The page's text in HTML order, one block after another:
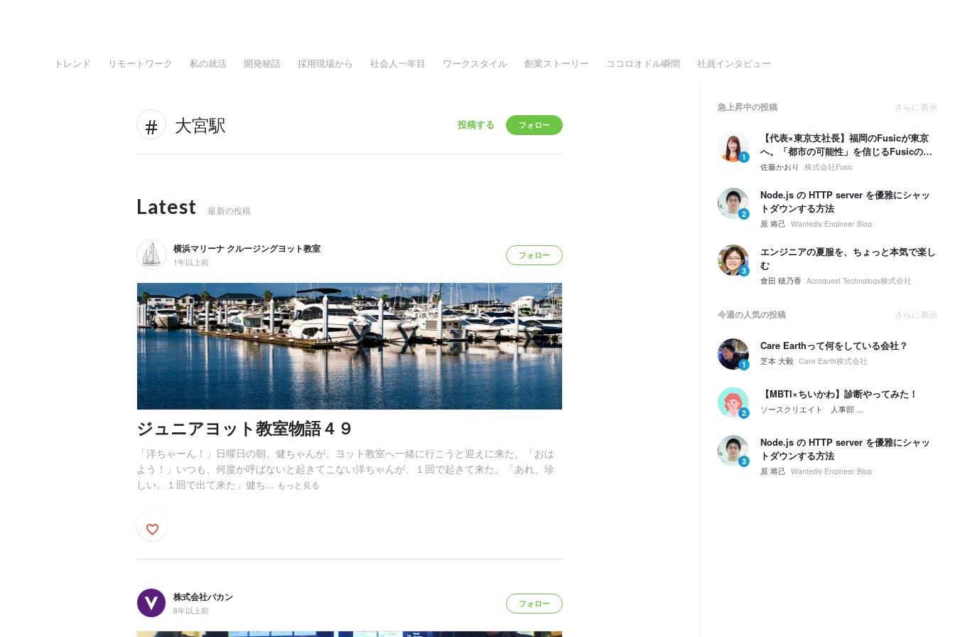
トレンド リモートワーク 私の就活 開発秘話 採用現場から 社会人一年目 ワークスタイル 創業ストーリー ココロオドル瞬間 社員インタビュー
大宮駅 投稿する フォロー
Latest 最新の投稿
横浜マリーナ クルージングヨット教室
1年以上前
フォロー
ジュニアヨット教室物語４９
「洋ちゃーん！」日曜日の朝、健ちゃんが、ヨット教室へ一緒に行こうと迎えに来た。「おは
よう！」いつも、何度か呼ばないと起きてこない洋ちゃんが、１回で起きて来た。「あれ、珍
しい。１回で出て来た」健ち... もっと見る
株式会社バカン
8年以上前
フォロー
急上昇中の投稿 さらに表示
1
【代表×東京支社長】福岡のFusicが東京
へ。「都市の可能性」を信じるFusicの、
次の一手とは。
佐藤かおり 株式会社Fusic
2
Node.js の HTTP server を優雅にシャッ
トダウンする方法
原 将己 Wantedly Engineer Blog
3
エンジニアの夏服を、ちょっと本気で楽し
む
會田 穂乃香 Acroquest Technology株式会社
今週の人気の投稿 さらに表示
1
Care Earthって何をしている会社？
芝本 大毅 Care Earth株式会社
2
【MBTI×ちいかわ】診断やってみた！
ソースクリエイト 人事部会社紹介｜ソースクリエイ
3
Node.js の HTTP server を優雅にシャッ
トダウンする方法
原 将己 Wantedly Engineer Blog